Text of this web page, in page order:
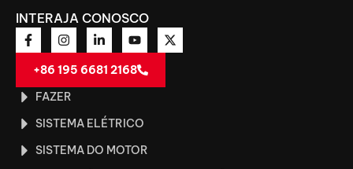
INTERAJA CONOSCO
+86 195 6681 2168
FAZER
SISTEMA ELÉTRICO
SISTEMA DO MOTOR